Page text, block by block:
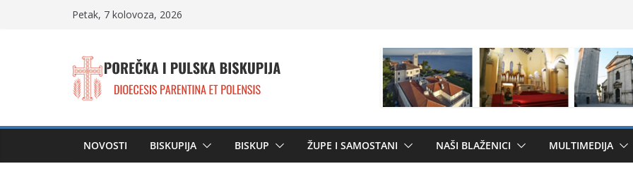
Petak, 7 kolovoza, 2026
NOVOSTI BISKUPIJA BISKUP ŽUPE I SAMOSTANI NAŠI BLAŽENICI MULTIMEDIJA